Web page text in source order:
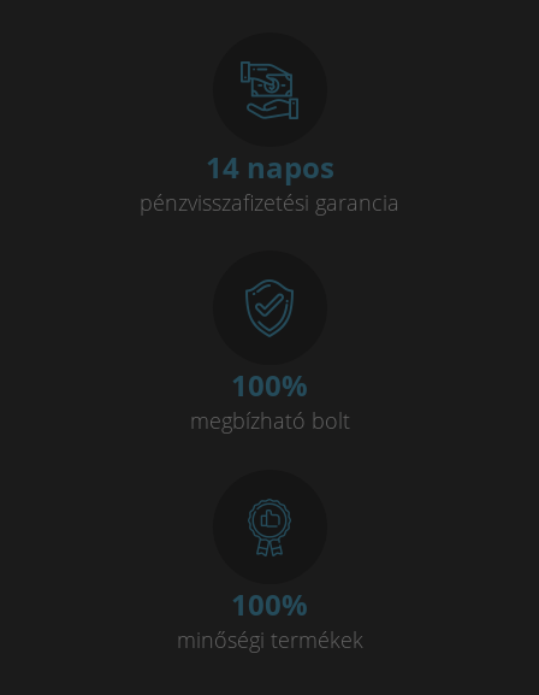
14 napos
pénzvisszafizetési garancia
100%
megbízható bolt
100%
minőségi termékek